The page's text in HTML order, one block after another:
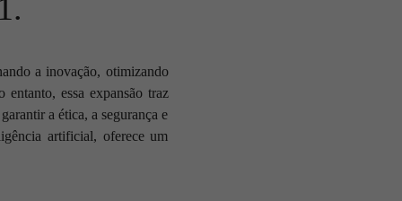
a inovação, otimizando
essa expansão traz
a ética, a segurança e
artificial, oferece um